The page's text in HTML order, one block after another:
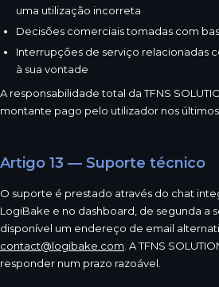
uma utilização incorreta
Decisões comerciais tomadas com
Interrupções de serviço relacionadas
à sua vontade
A responsabilidade total da TFNS
montante pago pelo utilizador nos últimos
Artigo 13 — Suporte técnico
O suporte é prestado através do chat
LogiBake e no dashboard, de segunda a
disponível um endereço de email
contact@logibake.com . A TFNS
responder num prazo razoável.